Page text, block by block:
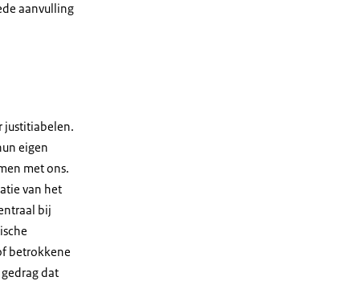
aanvulling
justitiabelen.
eigen
met ons.
van het
bij
betrokkene
dat